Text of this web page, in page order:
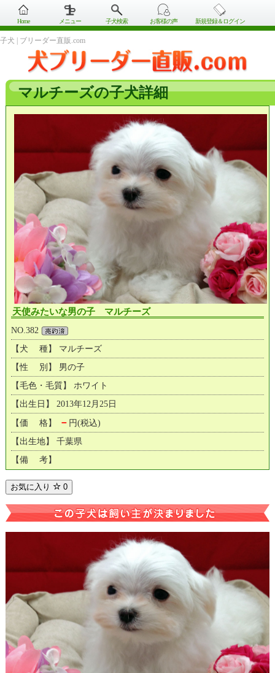
Home メニュー 子犬検索 お客様の声 新規登録＆ログイン
子犬 | ブリーダー直販.com
マルチーズの子犬詳細
天使みたいな男の子 マルチーズ
NO.382
【犬 種】 マルチーズ
【性 別】 男の子
【毛色・毛質】 ホワイト
【出生日】 2013年12月25日
【価 格】 － 円(税込)
【出生地】 千葉県
【備 考】
お気に入り 0